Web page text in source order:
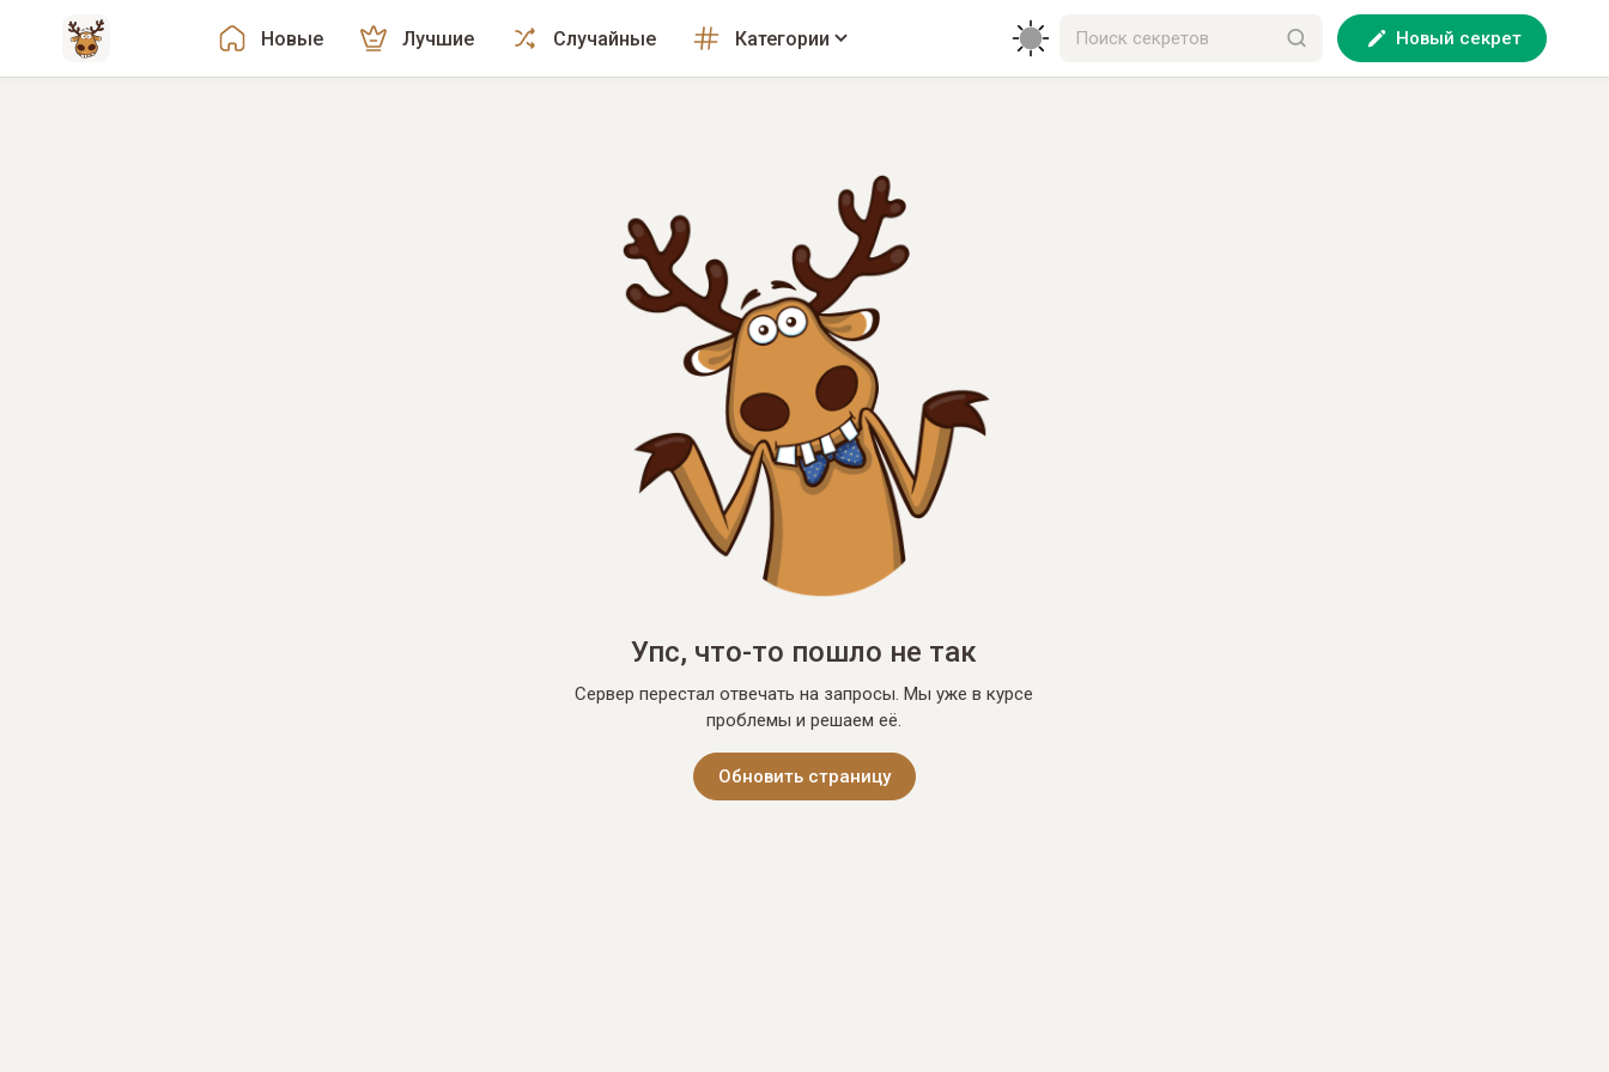
Новые Лучшие Случайные Категории Новый секрет
Упс, что-то пошло не так
Сервер перестал отвечать на запросы. Мы уже в курсе
проблемы и решаем её.
Обновить страницу